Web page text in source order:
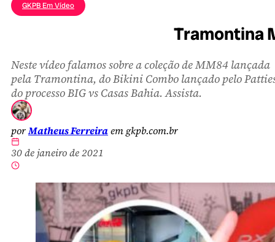
GKPB Em Vídeo
Tramontina
Neste vídeo falamos sobre a coleção de MM84 lançada
pela Tramontina, do Bikini Combo lançado pelo
do processo BIG vs Casas Bahia. Assista.
porMatheus Ferreiraem gkpb.com.br
30 de janeiro de 2021